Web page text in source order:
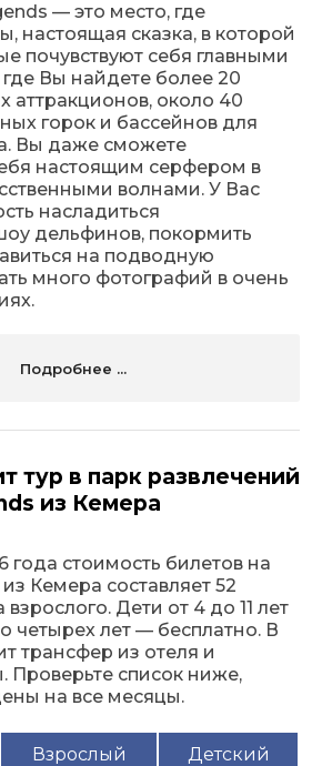
— это место, где
настоящая сказка, в которой
почувствуют себя главными
Вы найдете более 20
аттракционов, около 40
горок и бассейнов для
Вы даже сможете
настоящим серфером в
волнами. У Вас
насладиться
дельфинов, покормить
на подводную
много фотографий в очень
Подробнее ...
тур в парк развлечений
из Кемера
года стоимость билетов на
Кемера составляет 52
Дети от 4 до 11 лет
четырех лет — бесплатно. В
трансфер из отеля и
Проверьте список ниже,
на все месяцы.
Взрослый Детский